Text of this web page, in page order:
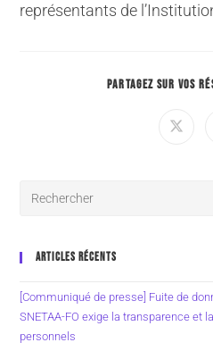
représentants de
PARTAGEZ SUR VOS
ARTICLES RÉCENTS
[Communiqué de presse] Fuite de
SNETAA-FO exige la transparence et
personnels